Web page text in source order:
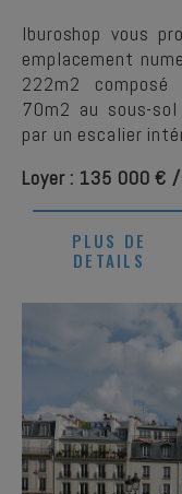
Iburoshop vous
emplacement
222m2
70m2 au sous-
par un escalier
Loyer : 135 000 €
PLUS DE
DETAILS